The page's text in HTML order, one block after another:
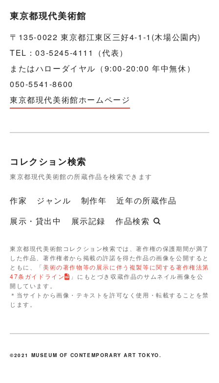
東京都現代美術館
〒135-0022 東京都江東区三好4-1-1(木場公園内)
TEL：03-5245-4111（代表）
またはハローダイヤル（9:00-20:00 年中無休）
050-5541-8600
東京都現代美術館ホームページ
コレクション検索
東京都現代美術館の所蔵作品を検索できます
作家 ジャンル 制作年
近年の所蔵作品
展示・貸出中
展示記録 作品検索
東京都現代美術館コレクション検索では、著作権の保護期間が満了
した作品、著作権者から掲載の許諾を得た作品の画像を公開すると
ともに、「美術の著作物等の展示に伴う複製等に関する著作権法第
47条ガイドライン
」にもとづき収蔵作品のサムネイル画像を公
開しています。
＊当サイトから画像・テキストを許可なく使用・転載することを禁
じます。
©2021 MUSEUM OF CONTEMPORARY ART TOKYO.